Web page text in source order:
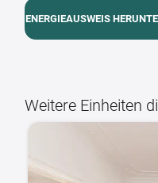
ENERGIEAUSWEIS
Weitere Einheiten